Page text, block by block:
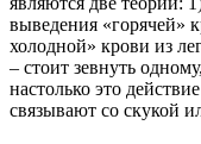
выведения «горячей»
холодной» крови из
– стоит зевнуть
настолько это
связывают со скукой